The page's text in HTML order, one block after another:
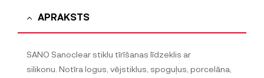
APRAKSTS
SANO Sanoclear stiklu tīrīšanas līdzeklis ar
silikonu. Notīra logus, vējstiklus, spoguļus, porcelāna,